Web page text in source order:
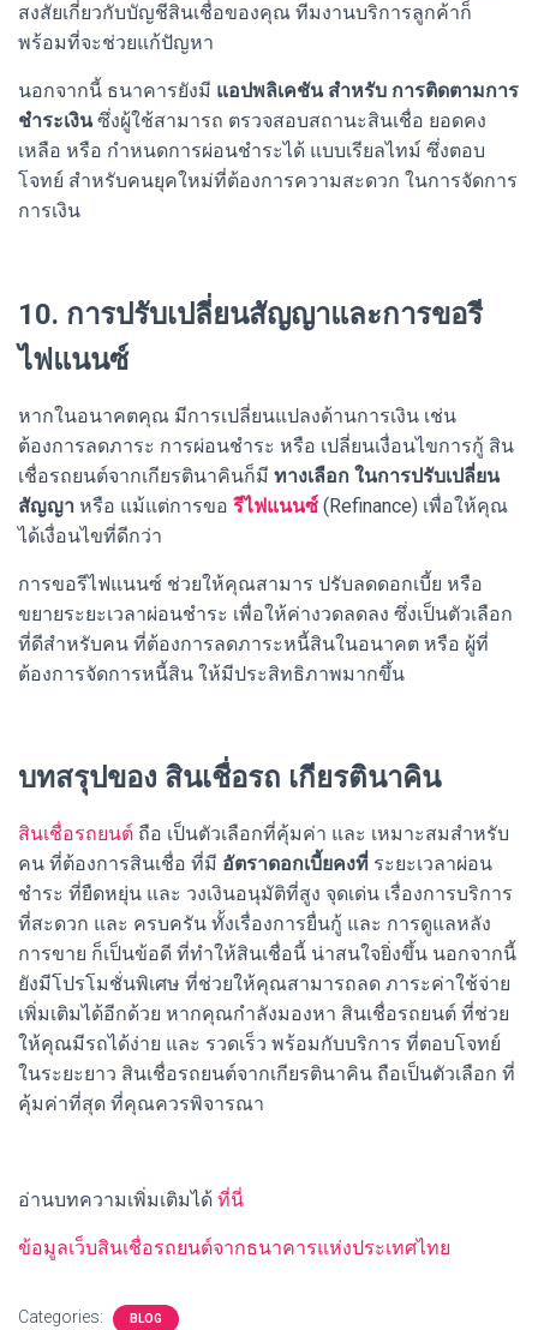
สงสัยเกี่ยวกับบัญชีสินเชื่อของคุณ ทีมงานบริการลูกค้าก็
พร้อมที่จะช่วยแก้ปัญหา
นอกจากนี้ ธนาคารยังมี แอปพลิเคชัน สำหรับ การติดตามการ
ชำระเงินซึ่งผู้ใช้สามารถ ตรวจสอบสถานะสินเชื่อ ยอดคง
เหลือ หรือ กำหนดการผ่อนชำระได้ แบบเรียลไทม์ ซึ่งตอบ
โจทย์ สำหรับคนยุคใหม่ที่ต้องการความสะดวก ในการจัดการ
การเงิน
10. การปรับเปลี่ยนสัญญาและการขอรี
ไฟแนนซ์
หากในอนาคตคุณ มีการเปลี่ยนแปลงด้านการเงิน เช่น
ต้องการลดภาระ การผ่อนชำระ หรือ เปลี่ยนเงื่อนไขการกู้ สิน
เชื่อรถยนต์จากเกียรตินาคินก็มี ทางเลือก ในการปรับเปลี่ยน
สัญญา หรือ แม้แต่การขอ รีไฟแนนซ์ (Refinance) เพื่อให้คุณ
ได้เงื่อนไขที่ดีกว่า
การขอรีไฟแนนซ์ ช่วยให้คุณสามาร ปรับลดดอกเบี้ย หรือ
ขยายระยะเวลาผ่อนชำระ เพื่อให้ค่างวดลดลง ซึ่งเป็นตัวเลือก
ที่ดีสำหรับคน ที่ต้องการลดภาระหนี้สินในอนาคต หรือ ผู้ที่
ต้องการจัดการหนี้สิน ให้มีประสิทธิภาพมากขึ้น
บทสรุปของ สินเชื่อรถ เกียรตินาคิน
สินเชื่อรถยนต์ ถือ เป็นตัวเลือกที่คุ้มค่า และ เหมาะสมสำหรับ
คน ที่ต้องการสินเชื่อ ที่มี อัตราดอกเบี้ยคงที่ ระยะเวลาผ่อน
ชำระ ที่ยืดหยุ่น และ วงเงินอนุมัติที่สูง จุดเด่น เรื่องการบริการ
ที่สะดวก และ ครบครัน ทั้งเรื่องการยื่นกู้ และ การดูแลหลัง
การขาย ก็เป็นข้อดี ที่ทำให้สินเชื่อนี้ น่าสนใจยิ่งขึ้น นอกจากนี้
ยังมีโปรโมชั่นพิเศษ ที่ช่วยให้คุณสามารถลด ภาระค่าใช้จ่าย
เพิ่มเติมได้อีกด้วย หากคุณกำลังมองหา สินเชื่อรถยนต์ ที่ช่วย
ให้คุณมีรถได้ง่าย และ รวดเร็ว พร้อมกับบริการ ที่ตอบโจทย์
ในระยะยาว สินเชื่อรถยนต์จากเกียรตินาคิน ถือเป็นตัวเลือก ที่
คุ้มค่าที่สุด ที่คุณควรพิจารณา
อ่านบทความเพิ่มเติมได้ ที่นี่
ข้อมูลเว็บสินเชื่อรถยนต์จากธนาคารแห่งประเทศไทย
Categories: BLOG